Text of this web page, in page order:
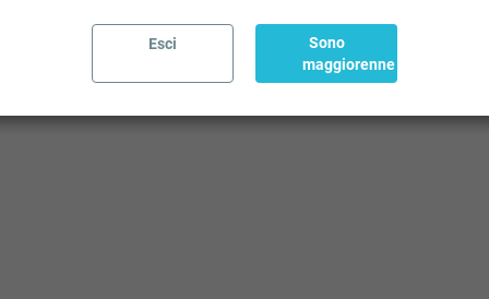
E PISTACCHIO
Esci
Sono
maggiorenne